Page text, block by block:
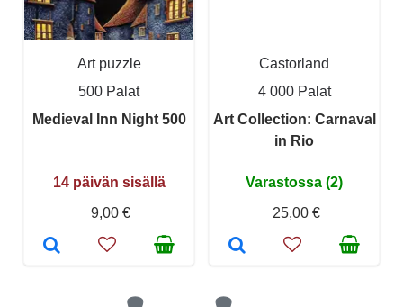
Art puzzle
500 Palat
Medieval Inn Night 500
14 päivän sisällä
9,00 €
Castorland
4 000 Palat
Art Collection: Carnaval
in Rio
Varastossa (2)
25,00 €